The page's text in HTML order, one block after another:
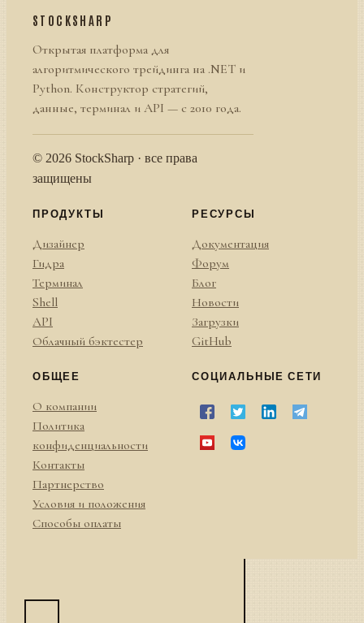
STOCKSHARP
Открытая платформа для
алгоритмического трейдинга на .NET и
Python. Конструктор стратегий,
данные, терминал и API — с 2010 года.
© 2026 StockSharp · все права
защищены
ПРОДУКТЫ
Дизайнер
Гидра
Терминал
Shell
API
Облачный бэктестер
РЕСУРСЫ
Документация
Форум
Блог
Новости
Загрузки
GitHub
ОБЩЕЕ
О компании
Политика
конфиденциальности
Контакты
Партнерство
Условия и положения
Способы оплаты
СОЦИАЛЬНЫЕ СЕТИ